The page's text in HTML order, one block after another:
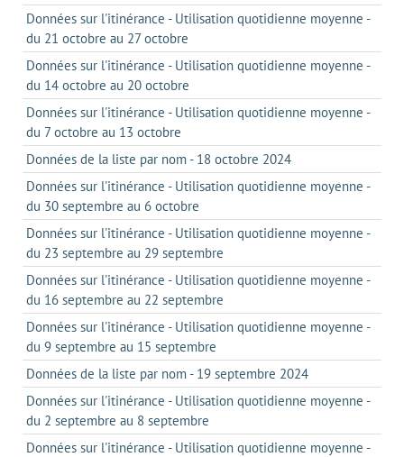
Données sur l'itinérance - Utilisation quotidienne moyenne -
du 21 octobre au 27 octobre
Données sur l'itinérance - Utilisation quotidienne moyenne -
du 14 octobre au 20 octobre
Données sur l'itinérance - Utilisation quotidienne moyenne -
du 7 octobre au 13 octobre
Données de la liste par nom - 18 octobre 2024
Données sur l'itinérance - Utilisation quotidienne moyenne -
du 30 septembre au 6 octobre
Données sur l'itinérance - Utilisation quotidienne moyenne -
du 23 septembre au 29 septembre
Données sur l'itinérance - Utilisation quotidienne moyenne -
du 16 septembre au 22 septembre
Données sur l'itinérance - Utilisation quotidienne moyenne -
du 9 septembre au 15 septembre
Données de la liste par nom - 19 septembre 2024
Données sur l'itinérance - Utilisation quotidienne moyenne -
du 2 septembre au 8 septembre
Données sur l'itinérance - Utilisation quotidienne moyenne -